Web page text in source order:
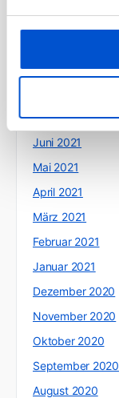
November 2021
September 2021
Juli 2021
Juni 2021
Mai 2021
April 2021
März 2021
Februar 2021
Januar 2021
Dezember 2020
November 2020
Oktober 2020
September 2020
August 2020